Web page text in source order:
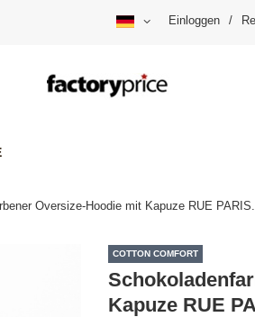
Einloggen /
Oversize-Hoodie mit Kapuze RUE PARIS.
COTTON COMFORT
Kapuze RUE